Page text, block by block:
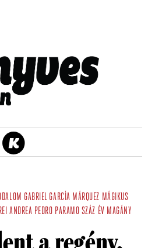
GABRIEL GARCÍA MÁRQUEZ MÁGIKUS
ANDREA PEDRO PARAMO SZÁZ ÉV MAGÁNY